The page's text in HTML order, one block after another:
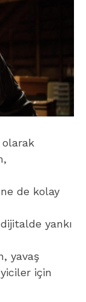
olarak
de kolay
yankı
yavaş
için